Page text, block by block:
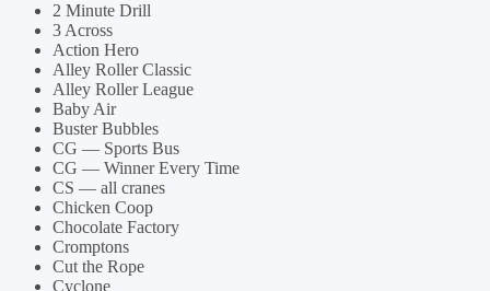
2 Minute Drill
3 Across
Action Hero
Alley Roller Classic
Alley Roller League
Baby Air
Buster Bubbles
CG — Sports Bus
CG — Winner Every Time
CS — all cranes
Chicken Coop
Chocolate Factory
Cromptons
Cut the Rope
Cyclone